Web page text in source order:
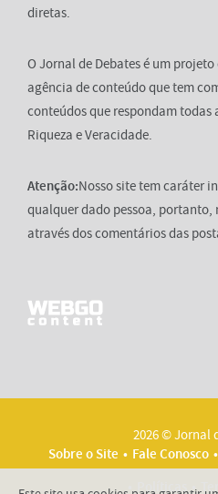
diretas.
O Jornal de Debates é um
agência de conteúdo que tem
conteúdos que respondam todas
Riqueza e Veracidade.
Atenção:Nosso site tem caráter
qualquer dado pessoa, portanto,
através dos comentários das
2026 © Jornal
Sobre o Site
Fale Conosco
Políticas